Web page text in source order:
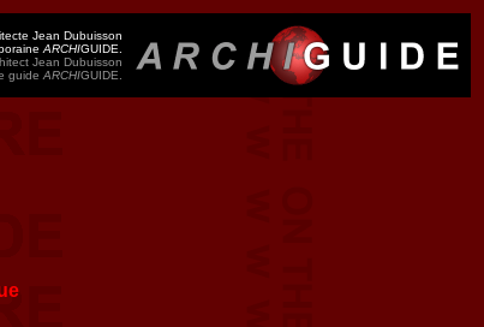
Jean Dubuisson
ARCHIGUIDE.
Jean Dubuisson
guide ARCHIGUIDE.